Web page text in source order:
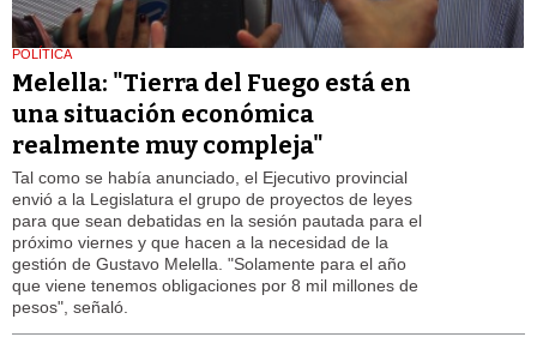
POLÍTICA
Melella: "Tierra del Fuego está en
una situación económica
realmente muy compleja"
Tal como se había anunciado, el Ejecutivo provincial
envió a la Legislatura el grupo de proyectos de leyes
para que sean debatidas en la sesión pautada para el
próximo viernes y que hacen a la necesidad de la
gestión de Gustavo Melella. "Solamente para el año
que viene tenemos obligaciones por 8 mil millones de
pesos", señaló.